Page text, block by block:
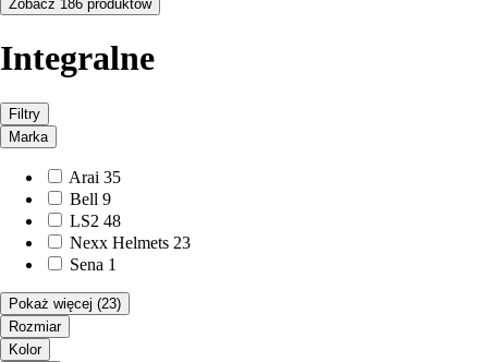
Zobacz 186 produktów
Integralne
Filtry
Marka
Arai 35
Bell 9
LS2 48
Nexx Helmets 23
Sena 1
Pokaż więcej (23)
Rozmiar
Kolor